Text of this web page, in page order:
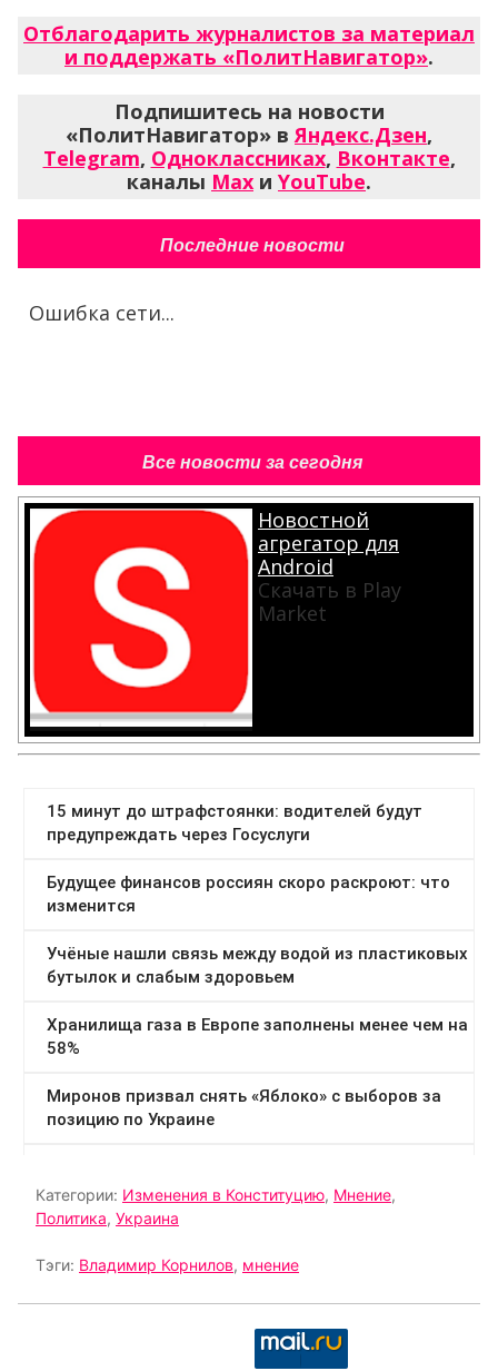
Отблагодарить журналистов за материал
и поддержать «ПолитНавигатор».
Подпишитесь на новости
«ПолитНавигатор» вЯндекс.Дзен,
Telegram, Одноклассниках, Вконтакте,
каналы Max и YouTube.
Последние новости
Ошибка сети...
Все новости за сегодня
Новостной
агрегатор для
Android
Скачать в Play
Market
Категории: Изменения в Конституцию, Мнение,
Политика, Украина
Тэги: Владимир Корнилов, мнение